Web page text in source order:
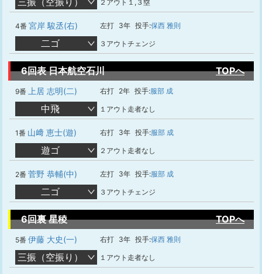
２アウト１,３塁
4番 宮岸 駿丞(右) 左打 3年 投手:保西 雅則
二ゴ ３アウトチェンジ
6回表 日本航空石川 TOPへ
9番 上居 志明(二) 右打 2年 投手:服部 成
中飛 １アウト走者なし
1番 山﨑 恵士(遊) 右打 3年 投手:服部 成
遊ゴ ２アウト走者なし
2番 菅野 恭輔(中) 左打 3年 投手:服部 成
二ゴ ３アウトチェンジ
6回裏 星稜 TOPへ
5番 伊藤 大史(一) 右打 3年 投手:保西 雅則
三振（空振り） １アウト走者なし